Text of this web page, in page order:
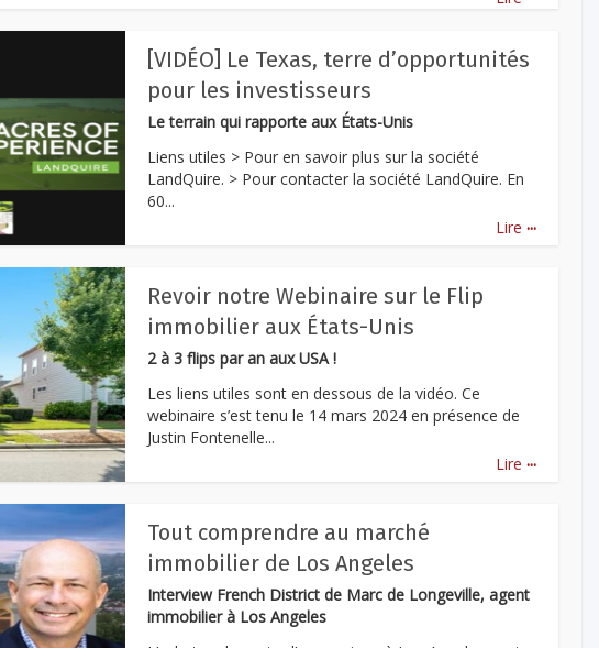
[VIDÉO] Le Texas, terre d’opportunités
pour les investisseurs
Le terrain qui rapporte aux États-Unis
Liens utiles > Pour en savoir plus sur la société
LandQuire. > Pour contacter la société LandQuire. En
60...
Lire ...
Revoir notre Webinaire sur le Flip
immobilier aux États-Unis
2 à 3 flips par an aux USA !
Les liens utiles sont en dessous de la vidéo. Ce
webinaire s’est tenu le 14 mars 2024 en présence de
Justin Fontenelle...
Lire ...
Tout comprendre au marché
immobilier de Los Angeles
Interview French District de Marc de Longeville, agent
immobilier à Los Angeles